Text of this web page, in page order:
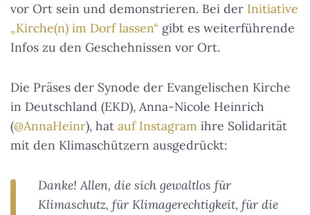
vor Ort sein und demonstrieren. Bei der Initiative
„Kirche(n) im Dorf lassen“ gibt es weiterführende
Infos zu den Geschehnissen vor Ort.
Die Präses der Synode der Evangelischen Kirche
in Deutschland (EKD), Anna-Nicole Heinrich
(@AnnaHeinr), hat auf Instagram ihre Solidarität
mit den Klimaschützern ausgedrückt:
Danke! Allen, die sich gewaltlos für
Klimaschutz, für Klimagerechtigkeit, für die